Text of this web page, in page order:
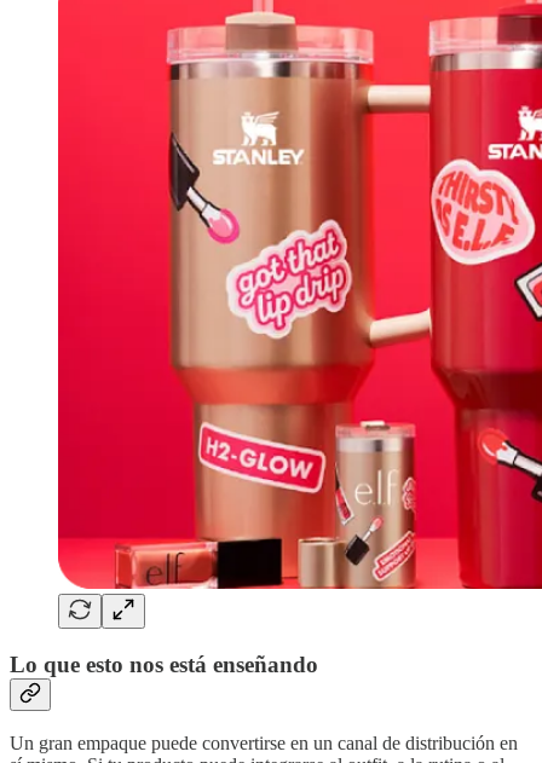
Lo que esto nos está enseñando
Un gran empaque puede convertirse en un canal de distribución en